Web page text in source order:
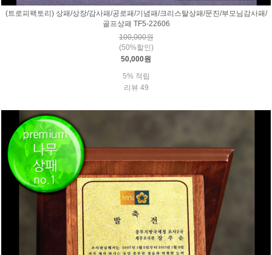
(트로피팩토리) 상패/상장/감사패/공로패/기념패/크리스탈상패/문진/부모님감사패/
골프상패 TF5-22606
100,000원
(50%할인)
50,000원
5% 적립
리뷰 49